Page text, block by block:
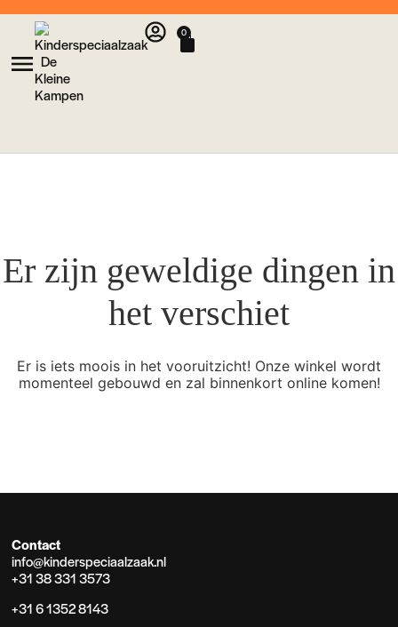
0
Er zijn geweldige dingen in
het verschiet
Er is iets moois in het vooruitzicht! Onze winkel wordt
momenteel gebouwd en zal binnenkort online komen!
Contact
info@kinderspeciaalzaak.nl
+31 38 331 3573
+31 6 1352 8143